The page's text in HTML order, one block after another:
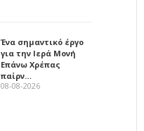
Ένα σημαντικό έργο
για την Ιερά Μονή
Επάνω Χρέπας
παίρν…
08-08-2026